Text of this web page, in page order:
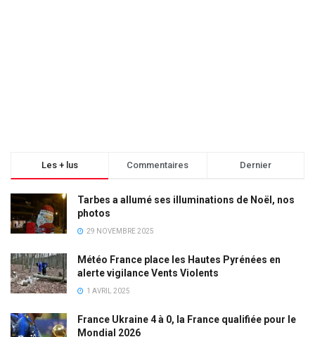
Les + lus Commentaires Dernier
Tarbes a allumé ses illuminations de Noël, nos
photos
29 NOVEMBRE 2025
Météo France place les Hautes Pyrénées en
alerte vigilance Vents Violents
1 AVRIL 2025
France Ukraine 4 à 0, la France qualifiée pour le
Mondial 2026